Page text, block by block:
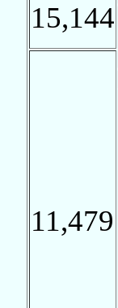
15,144
11,479